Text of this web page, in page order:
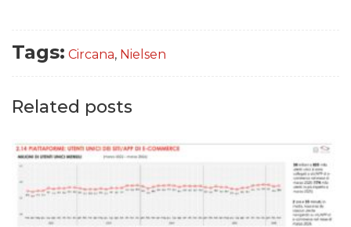
Tags: Circana, Nielsen
Related posts